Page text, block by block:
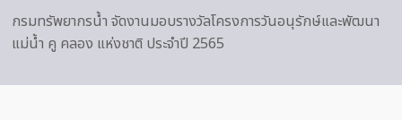
กรมทรัพยากรน้ำ จัดงานมอบรางวัลโครงการวันอนุรักษ์และพัฒนา
แม่น้ำ คู คลอง แห่งชาติ ประจำปี 2565